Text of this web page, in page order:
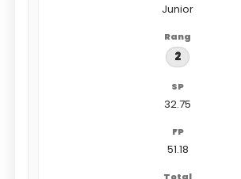
Junior
2
32.75
51.18